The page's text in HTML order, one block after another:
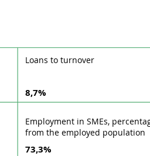
8,7%
Loans to turnover
Employment in SMEs,
from the employed population
73,3%